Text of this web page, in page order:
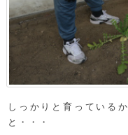
しっかりと育っている
と・・・